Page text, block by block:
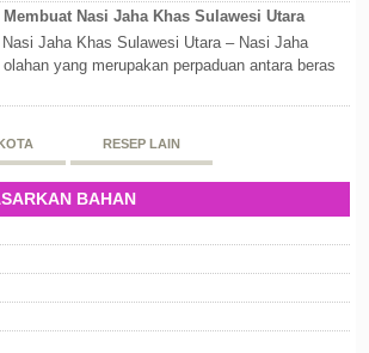
Membuat Nasi Jaha Khas Sulawesi Utara
Nasi Jaha Khas Sulawesi Utara – Nasi Jaha
olahan yang merupakan perpaduan antara beras
RESEP LAIN
BAHAN